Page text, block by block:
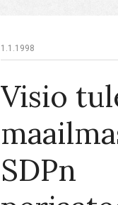
1.1.1998
Visio
SDPn